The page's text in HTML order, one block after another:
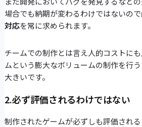
場合でも納期が変わるわけではないので
対応を常に求められます。
チームでの制作とは言え人的コストに
ムという膨大なボリュームの制作を行
大きいです。
2.必ず評価されるわけではない
制作されたゲームが必ずしも評価される